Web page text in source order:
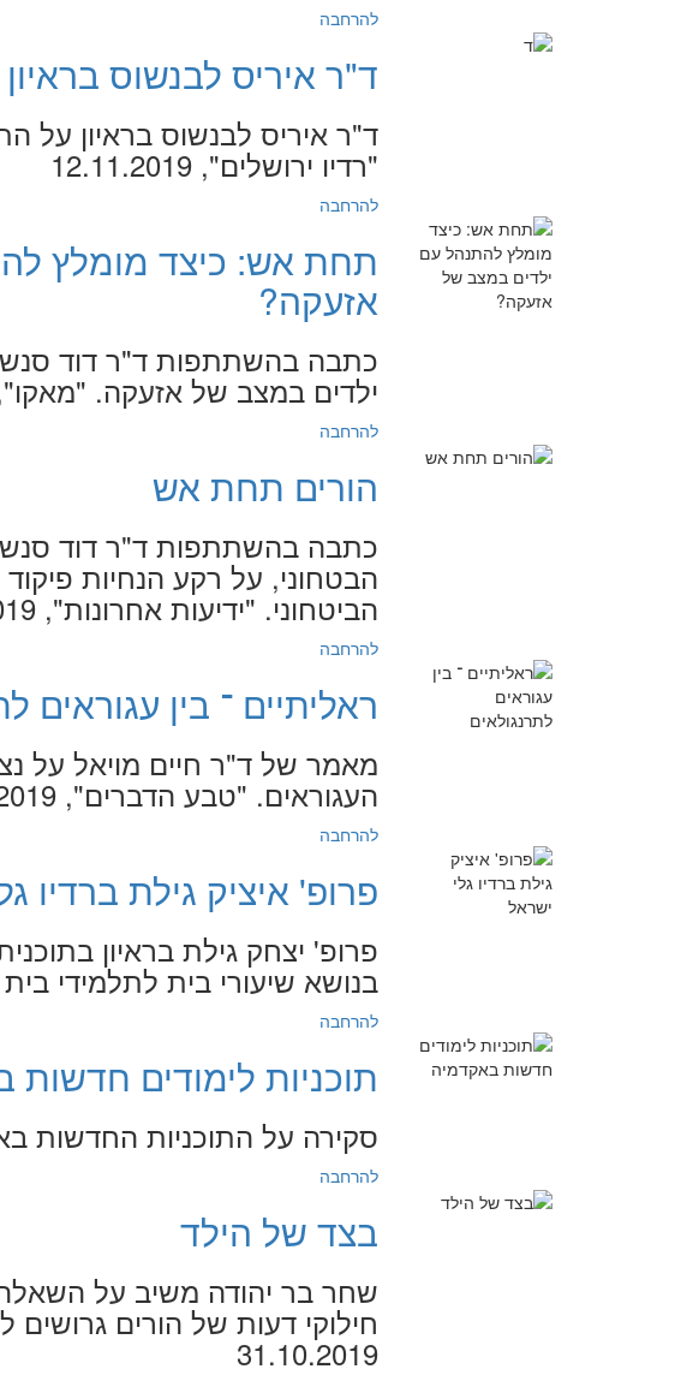
להרחבה
ד"ר איריס לבנשוס בראיון
ד"ר איריס לבנשוס בראיון על
"רדיו ירושלים", 12.11.2019
להרחבה
תחת אש: כיצד מומלץ
אזעקה?
כתבה בהשתתפות ד"ר דוד
ילדים במצב של אזעקה. "מאקו",
להרחבה
הורים תחת אש
כתבה בהשתתפות ד"ר דוד
הבטחוני, על רקע הנחיות
הביטחוני. "ידיעות אחרונות", 12.11.2019
להרחבה
ראליתיים ־ בין עגוראים
מאמר של ד"ר חיים מויאל על
העגוראים. "טבע הדברים", 10.11.2019
להרחבה
פרופ' איציק גילת ברדיו
פרופ' יצחק גילת בראיון
בנושא שיעורי בית לתלמידי בית
להרחבה
תוכניות לימודים חדשות
סקירה על התוכניות החדשות
להרחבה
בצד של הילד
שחר בר יהודה משיב על
חילוקי דעות של הורים גרושים
31.10.2019